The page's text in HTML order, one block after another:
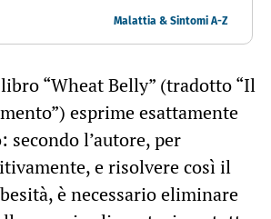
Malattia & Sintomi A-Z
“Wheat Belly” (tradotto “Il
esprime esattamente
secondo l’autore, per
e risolvere così il
è necessario eliminare